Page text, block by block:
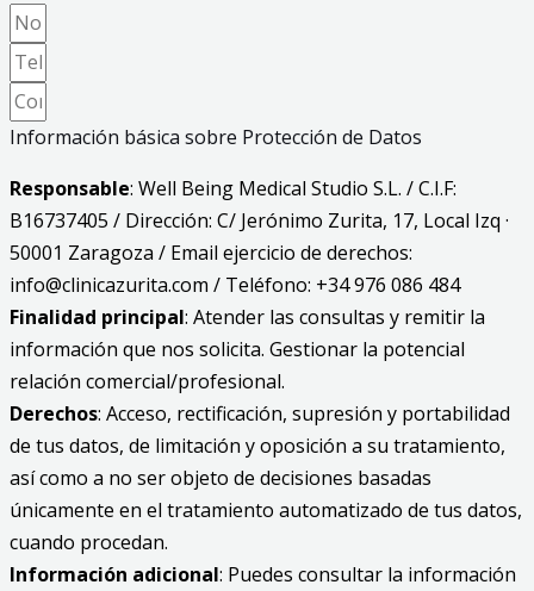
Información básica sobre Protección de Datos
Responsable: Well Being Medical Studio S.L. / C.I.F:
B16737405 / Dirección: C/ Jerónimo Zurita, 17, Local Izq ·
50001 Zaragoza / Email ejercicio de derechos:
info@clinicazurita.com / Teléfono: +34 976 086 484
Finalidad principal: Atender las consultas y remitir la
información que nos solicita. Gestionar la potencial
relación comercial/profesional.
Derechos: Acceso, rectificación, supresión y portabilidad
de tus datos, de limitación y oposición a su tratamiento,
así como a no ser objeto de decisiones basadas
únicamente en el tratamiento automatizado de tus datos,
cuando procedan.
Información adicional: Puedes consultar la información